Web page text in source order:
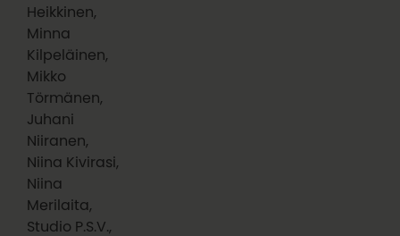
Heikkinen,
Minna
Kilpeläinen,
Mikko
Törmänen,
Juhani
Niiranen,
Niina Kivirasi,
Niina
Merilaita,
Studio P.S.V.,